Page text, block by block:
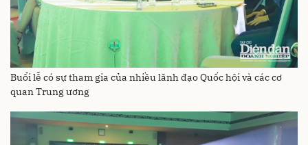
Buổi lễ có sự tham gia của nhiều lãnh đạo Quốc hội và các cơ
quan Trung ương